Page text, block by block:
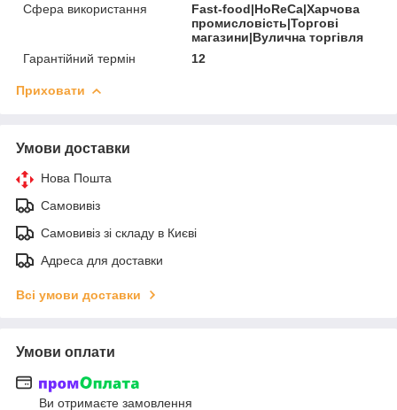
Сфера використання
Fast-food|HoReCa|Харчова
промисловість|Торгові
магазини|Вулична торгівля
Гарантійний термін
12
Приховати
Умови доставки
Нова Пошта
Самовивіз
Самовивіз зі складу в Києві
Адреса для доставки
Всі умови доставки
Умови оплати
Ви отримаєте замовлення